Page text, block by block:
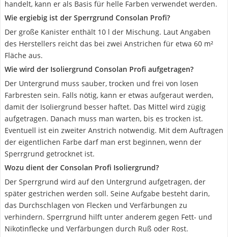
handelt, kann er als Basis für helle Farben verwendet werden.
Wie ergiebig ist der Sperrgrund Consolan Profi?
Der große Kanister enthält 10 l der Mischung. Laut Angaben
des Herstellers reicht das bei zwei Anstrichen für etwa 60 m²
Fläche aus.
Wie wird der Isoliergrund Consolan Profi aufgetragen?
Der Untergrund muss sauber, trocken und frei von losen
Farbresten sein. Falls nötig, kann er etwas aufgeraut werden,
damit der Isoliergrund besser haftet. Das Mittel wird zügig
aufgetragen. Danach muss man warten, bis es trocken ist.
Eventuell ist ein zweiter Anstrich notwendig. Mit dem Auftragen
der eigentlichen Farbe darf man erst beginnen, wenn der
Sperrgrund getrocknet ist.
Wozu dient der Consolan Profi Isoliergrund?
Der Sperrgrund wird auf den Untergrund aufgetragen, der
später gestrichen werden soll. Seine Aufgabe besteht darin,
das Durchschlagen von Flecken und Verfärbungen zu
verhindern. Sperrgrund hilft unter anderem gegen Fett- und
Nikotinflecke und Verfärbungen durch Ruß oder Rost.